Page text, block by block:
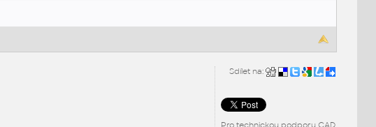
Sdílet na:
Pro technickou podporu CAD